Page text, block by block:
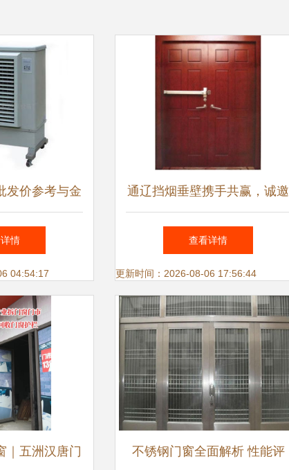
发价参考与金
（联系方式
）
情
04:54:17
通辽挡烟垂壁携手共赢，诚邀
经销商共拓空调设备市场新蓝
海
查看详情
更新时间：2026-08-06 17:56:44
｜五洲汉唐门 不锈钢门窗全面解析 性能评